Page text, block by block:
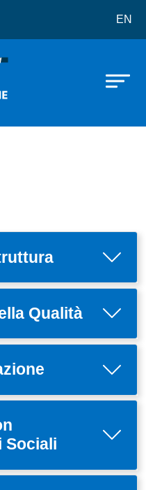
EN
Qualità
Sociali